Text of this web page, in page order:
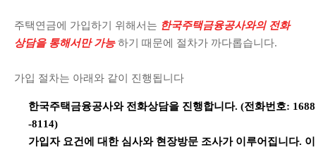
주택연금에 가입하기 위해서는 한국주택금융공사와의 전화
상담을 통해서만 가능하기 때문에 절차가 까다롭습니다.
가입 절차는 아래와 같이 진행됩니다
한국주택금융공사와 전화상담을 진행합니다. (전화번호: 1688
-8114)
가입자 요건에 대한 심사와 현장방문 조사가 이루어집니다. 이